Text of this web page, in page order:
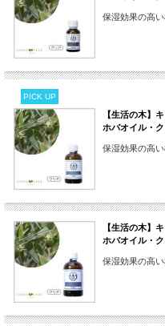
保湿効果の高い
PICK UP
【生活の木】
ホバオイル・
保湿効果の高い
【生活の木】
ホバオイル・
保湿効果の高い